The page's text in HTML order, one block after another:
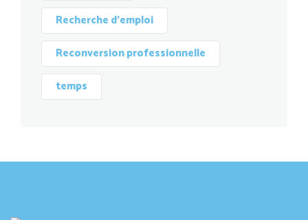
Recherche d'emploi
Reconversion professionnelle
temps